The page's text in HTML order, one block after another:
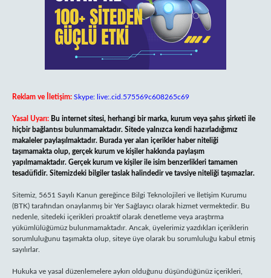
Reklam ve İletişim: Skype: live:.cid.575569c608265c69
Yasal Uyarı: Bu internet sitesi, herhangi bir marka, kurum veya şahıs şirketi ile
hiçbir bağlantısı bulunmamaktadır. Sitede yalnızca kendi hazırladığımız
makaleler paylaşılmaktadır. Burada yer alan içerikler haber niteliği
taşımamakta olup, gerçek kurum ve kişiler hakkında paylaşım
yapılmamaktadır. Gerçek kurum ve kişiler ile isim benzerlikleri tamamen
tesadüfidir. Sitemizdeki bilgiler taslak halindedir ve tavsiye niteliği taşımazlar.
Sitemiz, 5651 Sayılı Kanun gereğince Bilgi Teknolojileri ve İletişim Kurumu
(BTK) tarafından onaylanmış bir Yer Sağlayıcı olarak hizmet vermektedir. Bu
nedenle, sitedeki içerikleri proaktif olarak denetleme veya araştırma
yükümlülüğümüz bulunmamaktadır. Ancak, üyelerimiz yazdıkları içeriklerin
sorumluluğunu taşımakta olup, siteye üye olarak bu sorumluluğu kabul etmiş
sayılırlar.
Hukuka ve yasal düzenlemelere aykırı olduğunu düşündüğünüz içerikleri,